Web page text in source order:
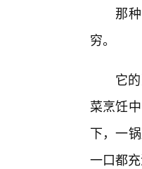
那
穷。
它
菜烹饪
下，一
一口都